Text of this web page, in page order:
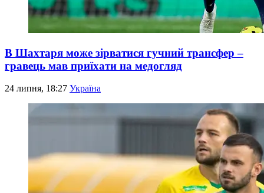
В Шахтаря може зірватися гучний трансфер –
гравець мав приїхати на медогляд
24 липня, 18:27 Україна